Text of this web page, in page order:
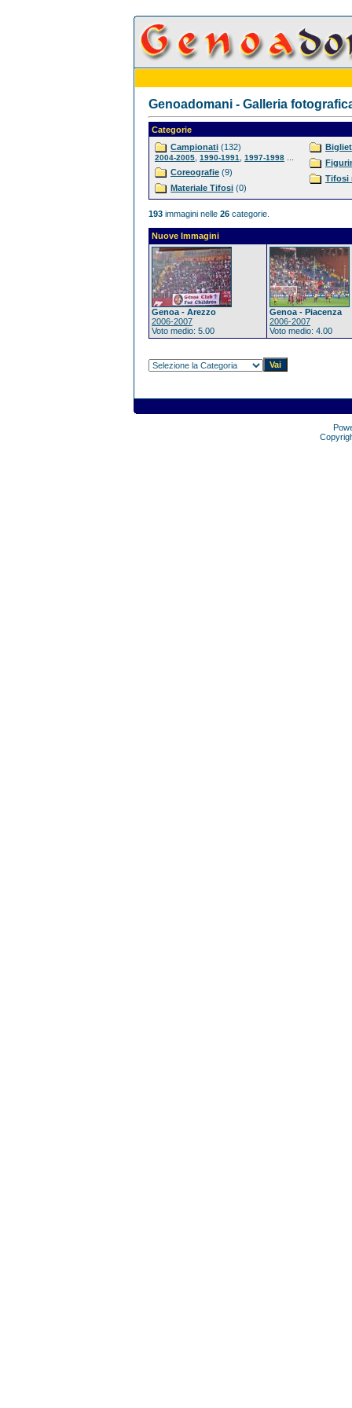
Genoadomani - Galleria
Categorie
Campionati (132)
2004-2005 1990-1991 1997-1998
Coreografie (9)
Materiale Tifosi (0)
Tifosi
193 immagini nelle 26 categorie.
Nuove Immagini
Genoa - Arezzo
2006-2007
Voto medio: 5.00
Genoa - Piacenza
2006-2007
Voto medio: 4.00